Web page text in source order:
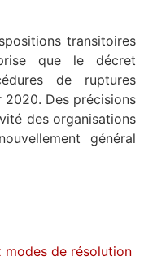
transitoires
que le décret
de ruptures
2020. Des précisions
des organisations
général
modes de résolution